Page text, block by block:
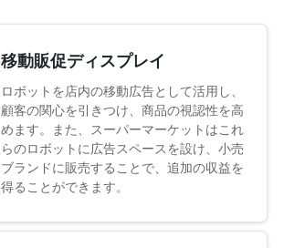
移動販促ディスプレイ
ロボットを店内の移動広告として活用し、
顧客の関心を引きつけ、商品の視認性を高
めます。また、スーパーマーケットはこれ
らのロボットに広告スペースを設け、小売
ブランドに販売することで、追加の収益を
得ることができます。